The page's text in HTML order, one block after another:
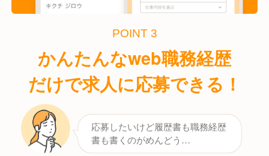
POINT 3
かんたんなweb職務経歴
だけで求人に応募できる！
応募したいけど履歴書も職務経歴
書も書くのがめんどう…